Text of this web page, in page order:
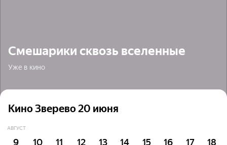
Смешарики сквозь вселенные
Уже в кино
Кино Зверево 20 июня
АВГУСТ
9 10 11 12 13 14 15 16 17 18